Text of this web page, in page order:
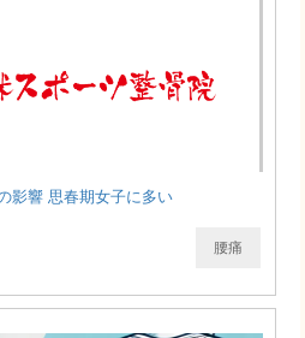
影響 思春期女子に多い
腰痛